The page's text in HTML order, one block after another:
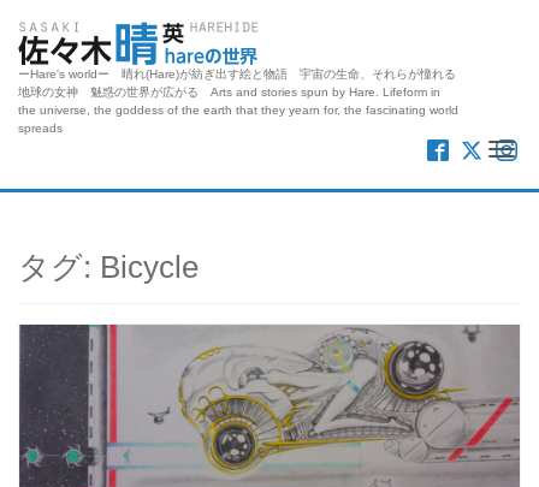
ーHare's worldー 晴れ(Hare)が紡ぎ出す絵と物語 宇宙の生命、それらが憧れる
地球の女神 魅惑の世界が広がる Arts and stories spun by Hare. Lifeform in
the universe, the goddess of the earth that they yearn for, the fascinating world
spreads
タグ: Bicycle